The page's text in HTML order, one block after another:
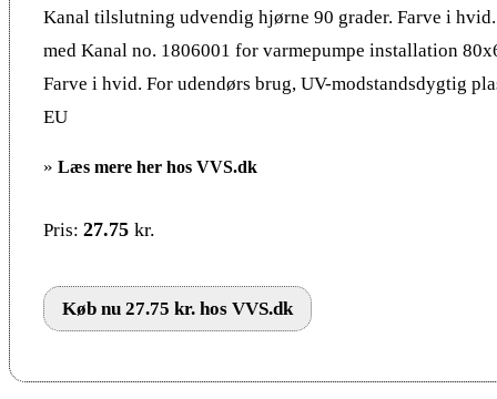
Kanal tilslutning udvendig hjørne 90 grader. Farve i hvid.
med Kanal no. 1806001 for varmepumpe installation
Farve i hvid. For udendørs brug, UV-modstandsdygtig
EU
» Læs mere her hos VVS.dk
Pris: 27.75 kr.
Køb nu 27.75 kr. hos VVS.dk